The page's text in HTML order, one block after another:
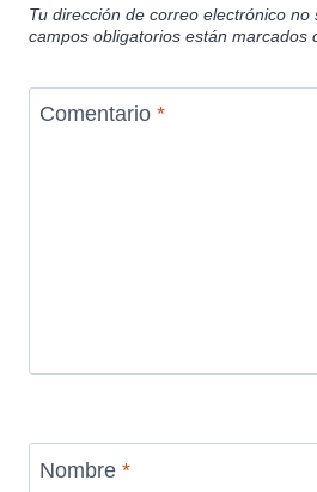
Tu dirección de correo electrónico no
campos obligatorios están marcados
Comentario *
Nombre *